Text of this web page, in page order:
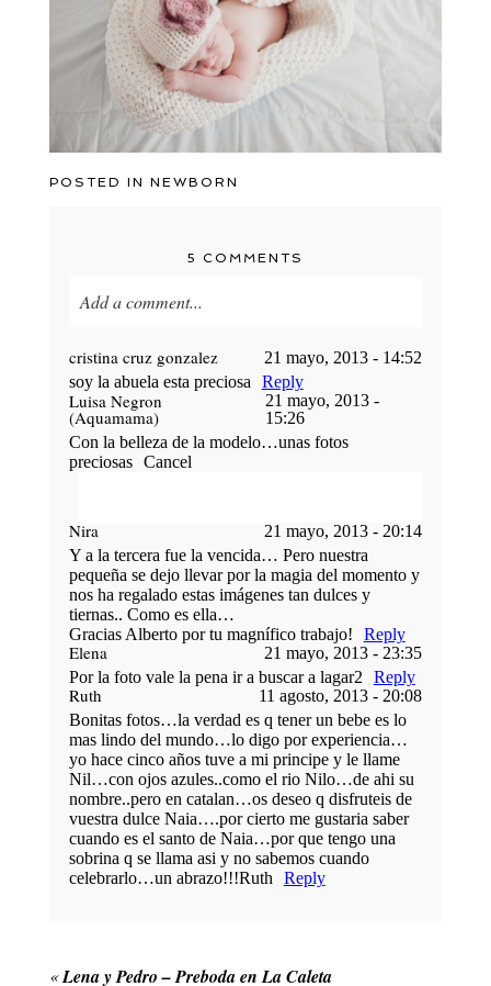
POSTED INNEWBORN
5 COMMENTS
Add a comment...
Your email isnever published or shared. Required
fields are marked *
POST COMMENT
cristina cruz gonzalez
21 mayo, 2013 - 14:52
soy la abuela esta preciosa
Reply
Luisa Negron
(Aquamama)
21 mayo, 2013 -
15:26
Con la belleza de la modelo…unas fotos
preciosas
Cancel
Your email isnever published or shared.
Required fields are marked *
POST COMMENT
Nira
21 mayo, 2013 - 20:14
Y a la tercera fue la vencida… Pero nuestra
pequeña se dejo llevar por la magia del momento y
nos ha regalado estas imágenes tan dulces y
tiernas.. Como es ella…
Gracias Alberto por tu magnífico trabajo!
Reply
Elena
21 mayo, 2013 - 23:35
Por la foto vale la pena ir a buscar a lagar2
Reply
Ruth
11 agosto, 2013 - 20:08
Bonitas fotos…la verdad es q tener un bebe es lo
mas lindo del mundo…lo digo por experiencia…
yo hace cinco años tuve a mi principe y le llame
Nil…con ojos azules..como el rio Nilo…de ahi su
nombre..pero en catalan…os deseo q disfruteis de
vuestra dulce Naia….por cierto me gustaria saber
cuando es el santo de Naia…por que tengo una
sobrina q se llama asi y no sabemos cuando
celebrarlo…un abrazo!!!Ruth
Reply
«Lena y Pedro – Preboda en La Caleta